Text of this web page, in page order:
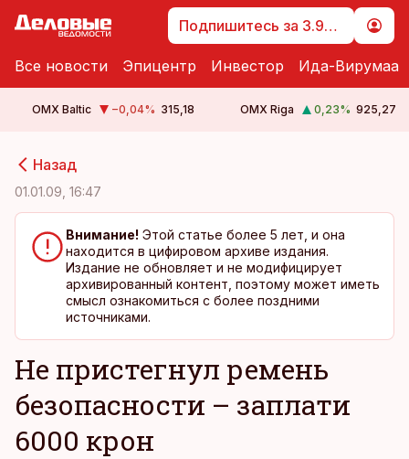
Подпишитесь за 3.99 €
Все новости Эпицентр Инвестор Ида-Вирумаа
OMX Baltic −0,04% 315,18 OMX Riga 0,23% 925,27
Назад
01.01.09, 16:47
Внимание! Этой статье более 5 лет, и она
находится в цифировом архиве издания.
Издание не обновляет и не модифицирует
архивированный контент, поэтому может иметь
смысл ознакомиться с более поздними
источниками.
Не пристегнул ремень
безопасности – заплати
6000 крон